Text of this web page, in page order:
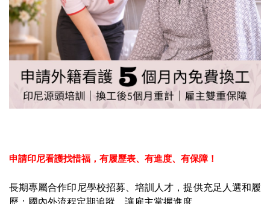
申請印尼看護找惜福， 有履歷表、有進度、有保障！
長期專屬合作印尼學校招募、培訓人才，提供充足人選和履